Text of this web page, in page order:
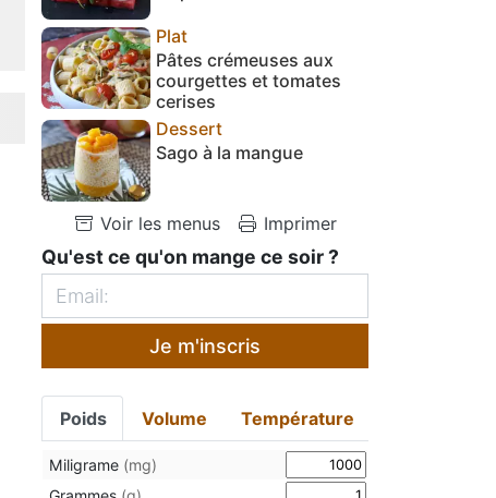
Plat
Pâtes crémeuses aux
courgettes et tomates
cerises
Dessert
Sago à la mangue
Voir les menus Imprimer
Qu'est ce qu'on mange ce soir ?
Je m'inscris
Poids Volume Température
Miligrame (mg)